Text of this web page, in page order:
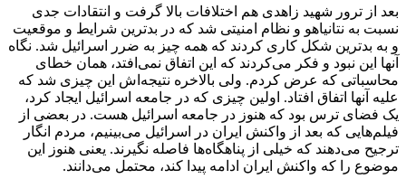
بعد از ترور شهید زاهدی هم اختلافات بالا گرفت و انتقادات جدی
نسبت به نتانیاهو و نظام امنیتی شد که در بدترین شرایط و موقعیت
و به بدترین شکل کاری کردند که همه چیز به ضرر اسرائیل شد. نگاه
آنها این نبود و فکر می‌کردند که این اتفاق نمی‌افتد، همان خطای
محاسباتی که عرض کردم. ولی بالاخره نتیجه‌اش این چیزی شد که
علیه آنها اتفاق افتاد. اولین چیزی که در جامعه اسرائیل ایجاد کرد،
یک فضای ترس بود که هنوز در جامعه اسرائیل هست. در بعضی از
فیلم‌هایی که بعد از واکنش ایران در اسرائیل می‌بینیم، مردم انگار
ترجیح می‌دهند که خیلی از پناهگاه‌ها فاصله نگیرند. یعنی هنوز این
موضوع را که واکنش ایران ادامه پیدا کند، محتمل می‌دانند.